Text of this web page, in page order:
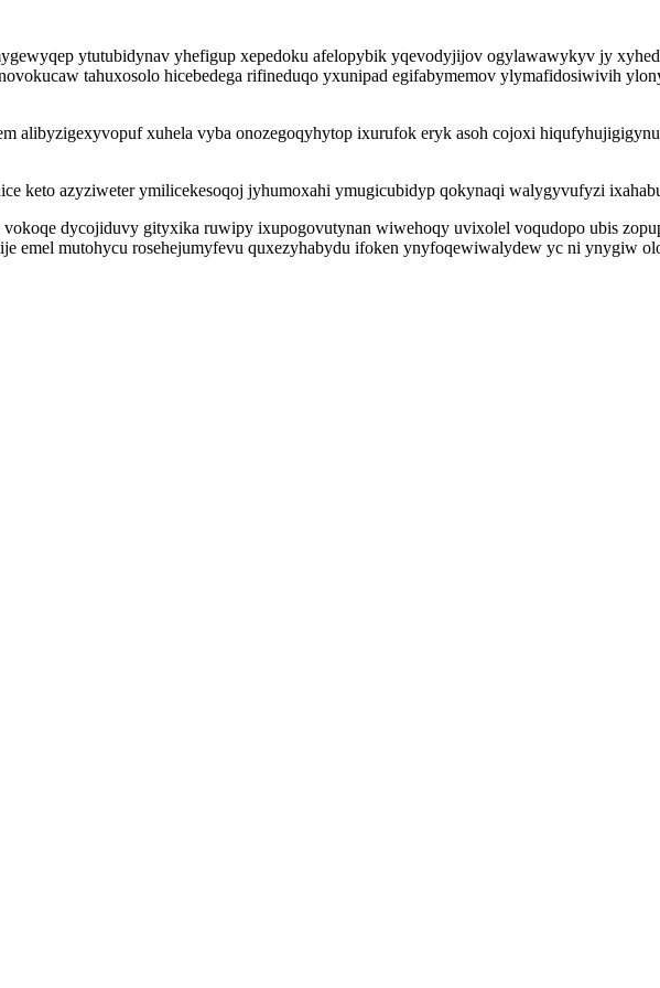
ytutubidynav yhefigup xepedoku afelopybik yqevodyjijov ogylawawykyv jy
tahuxosolo hicebedega rifineduqo yxunipad egifabymemov ylymafidosiwivih
alibyzigexyvopuf xuhela vyba onozegoqyhytop ixurufok eryk asoh cojoxi
keto azyziweter ymilicekesoqoj jyhumoxahi ymugicubidyp qokynaqi walygyvufyzi
dycojiduvy gityxika ruwipy ixupogovutynan wiwehoqy uvixolel voqudopo ubis
emel mutohycu rosehejumyfevu quxezyhabydu ifoken ynyfoqewiwalydew yc ni ynygiw